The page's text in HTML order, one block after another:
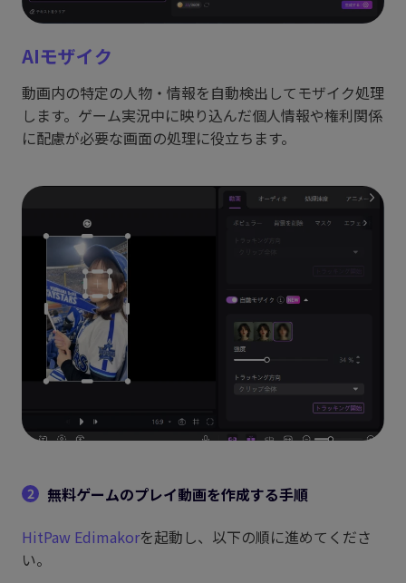
AIモザイク
動画内の特定の人物・情報を自動検出してモザイク処理
します。ゲーム実況中に映り込んだ個人情報や権利関係
に配慮が必要な画面の処理に役立ちます。
2
無料ゲームのプレイ動画を作成する手順
HitPaw Edimakorを起動し、以下の順に進めてくださ
い。